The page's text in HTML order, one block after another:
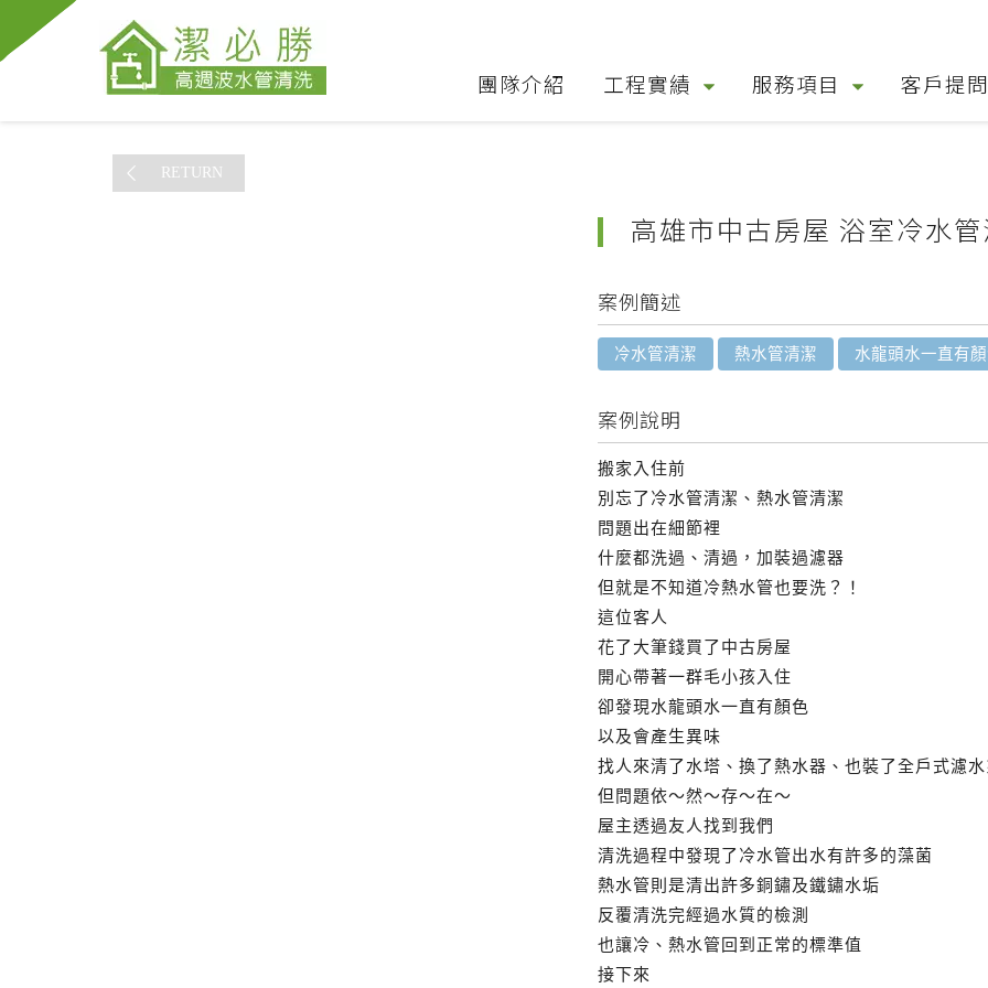
團隊介紹 工程實績 服務項目 客戶提問
RETURN
高雄市中古房屋 浴室冷水
案例簡述
冷水管清潔 熱水管清潔 水龍頭水一直有
案例說明
搬家入住前
別忘了冷水管清潔、熱水管清潔
問題出在細節裡
什麼都洗過、清過，加裝過濾器
但就是不知道冷熱水管也要洗？！
這位客人
花了大筆錢買了中古房屋
開心帶著一群毛小孩入住
卻發現水龍頭水一直有顏色
以及會產生異味
找人來清了水塔、換了熱水器、也裝了全戶式濾
但問題依～然～存～在～
屋主透過友人找到我們
清洗過程中發現了冷水管出水有許多的藻菌
熱水管則是清出許多銅鏽及鐵鏽水垢
反覆清洗完經過水質的檢測
也讓冷、熱水管回到正常的標準值
接下來